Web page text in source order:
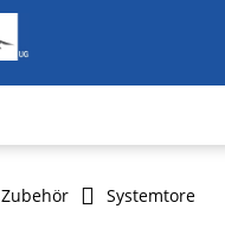
Zubehör Systemtore